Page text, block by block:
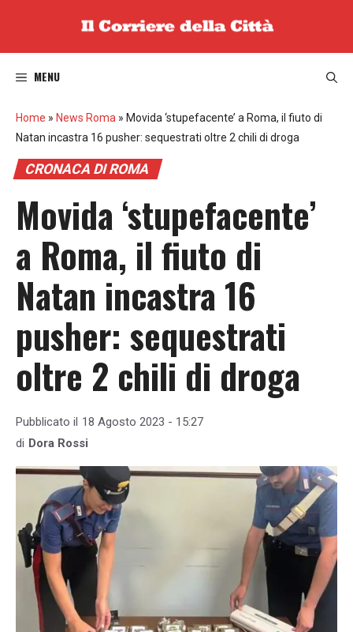
MENU
Home » News Roma » Movida ‘stupefacente’ a Roma, il fiuto di
Natan incastra 16 pusher: sequestrati oltre 2 chili di droga
CRONACA DI ROMA
Movida ‘stupefacente’
a Roma, il fiuto di
Natan incastra 16
pusher: sequestrati
oltre 2 chili di droga
Pubblicato il 18 Agosto 2023 - 15:27
di Dora Rossi